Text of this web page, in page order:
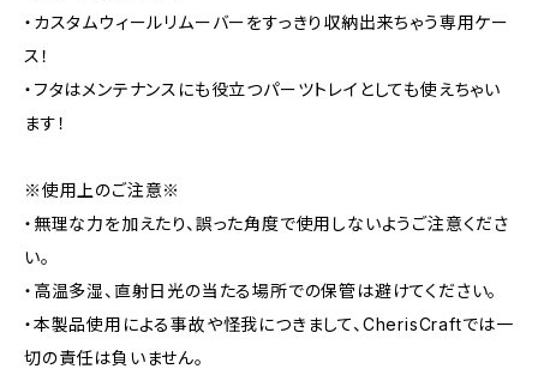
・カスタムウィールリムーバーをすっきり収納出来ちゃう専用ケー
ス！
・フタはメンテナンスにも役立つパーツトレイとしても使えちゃい
ます！
※使用上のご注意※
・無理な力を加えたり、誤った角度で使用しないようご注意くださ
い。
・高温多湿、直射日光の当たる場所での保管は避けてください。
・本製品使用による事故や怪我につきまして、CherisCraftでは一
切の責任は負いません。